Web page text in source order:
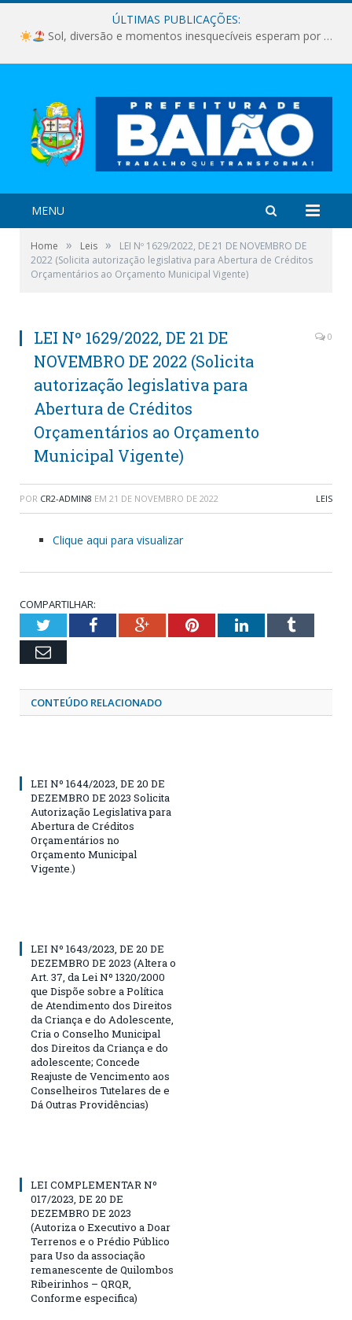
ÚLTIMAS PUBLICAÇÕES:
Sol, diversão e momentos inesquecíveis esperam por você!
MENU
Home » Leis »
LEI Nº 1629/2022, DE 21 DE NOVEMBRO DE
2022 (Solicita autorização legislativa para Abertura de Créditos
Orçamentários ao Orçamento Municipal Vigente)
LEI Nº 1629/2022, DE 21 DE
NOVEMBRO DE 2022 (Solicita
autorização legislativa para
Abertura de Créditos
Orçamentários ao Orçamento
Municipal Vigente)
0
POR CR2-ADMIN8 EM 21 DE NOVEMBRO DE 2022 LEIS
Clique aqui para visualizar
COMPARTILHAR:
TwitterFacebookGoogle+PinterestLinkedInTumblr
Email
CONTEÚDO RELACIONADO
LEI Nº 1644/2023, DE 20 DE
DEZEMBRO DE 2023 Solicita
Autorização Legislativa para
Abertura de Créditos
Orçamentários no
Orçamento Municipal
Vigente.)
LEI Nº 1643/2023, DE 20 DE
DEZEMBRO DE 2023 (Altera o
Art. 37, da Lei Nº 1320/2000
que Dispõe sobre a Política
de Atendimento dos Direitos
da Criança e do Adolescente,
Cria o Conselho Municipal
dos Direitos da Criança e do
adolescente; Concede
Reajuste de Vencimento aos
Conselheiros Tutelares de e
Dá Outras Providências)
LEI COMPLEMENTAR Nº
017/2023, DE 20 DE
DEZEMBRO DE 2023
(Autoriza o Executivo a Doar
Terrenos e o Prédio Público
para Uso da associação
remanescente de Quilombos
Ribeirinhos – QRQR,
Conforme especifica)